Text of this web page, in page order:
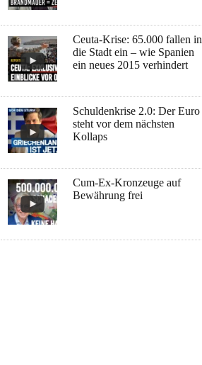
Ceuta-Krise: 65.000 fallen in
die Stadt ein – wie Spanien
ein neues 2015 verhindert
Schuldenkrise 2.0: Der Euro
steht vor dem nächsten
Kollaps
Cum-Ex-Kronzeuge auf
Bewährung frei